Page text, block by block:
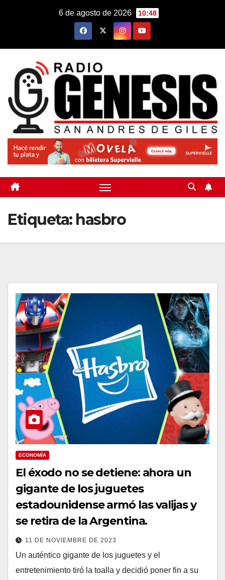
6 de agosto de 2026 10:48
Etiqueta: hasbro
ECONOMÍA
El éxodo no se detiene: ahora un
gigante de los juguetes
estadounidense armó las valijas y
se retira de la Argentina.
11 DE NOVIEMBRE DE 2023
Un auténtico gigante de los juguetes y el
entretenimiento tiró la toalla y decidió poner fin a su